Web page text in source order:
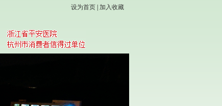
设为首页 加入收藏